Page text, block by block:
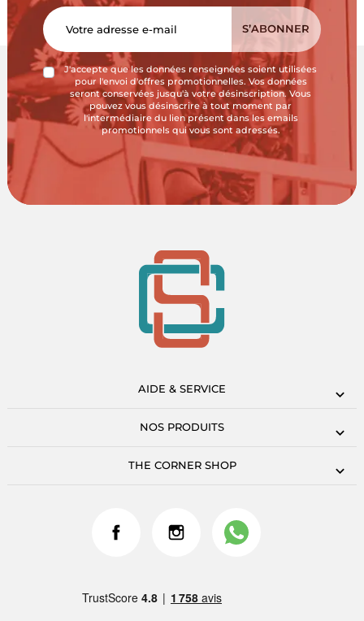
J'accepte que les données renseignées soient utilisées
pour l'envoi d'offres promotionnelles. Vos données
seront conservées jusqu'à votre désinscription. Vous
pouvez vous désinscrire à tout moment par
l'intermédiaire du lien présent dans les emails
promotionnels qui vous sont adressés.
AIDE & SERVICE
NOS PRODUITS
THE CORNER SHOP